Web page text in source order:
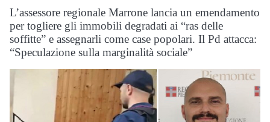
L’assessore regionale Marrone lancia un emendamento
per togliere gli immobili degradati ai “ras delle
soffitte” e assegnarli come case popolari. Il Pd attacca:
“Speculazione sulla marginalità sociale”